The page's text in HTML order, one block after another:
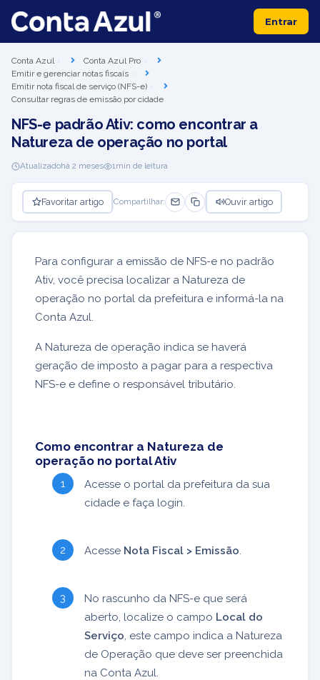
Entrar
Conta Azul
Conta Azul Pro
Emitir e gerenciar notas fiscais
Emitir nota fiscal de serviço (NFS-e)
Consultar regras de emissão por cidade
NFS-e padrão Ativ: como encontrar a
Natureza de operação no portal
Atualizadohá 2 meses 1min de leitura
Favoritar artigo Compartilhar: Ouvir artigo
Para configurar a emissão de NFS-e no padrão
Ativ, você precisa localizar a Natureza de
operação no portal da prefeitura e informá-la na
Conta Azul.
A Natureza de operação indica se haverá
geração de imposto a pagar para a respectiva
NFS-e e define o responsável tributário.
Como encontrar a Natureza de
operação no portal Ativ
Acesse o portal da prefeitura da sua
cidade e faça login.
Acesse Nota Fiscal > Emissão.
No rascunho da NFS-e que será
aberto, localize o campo Local do
Serviço, este campo indica a Natureza
de Operação que deve ser preenchida
na Conta Azul.